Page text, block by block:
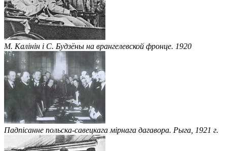
М. Калінін і С. Будзёны на врангелевской фронце. 1920
Падпісанне польска-савецкага мірнага дагавора. Рыга, 1921 г.